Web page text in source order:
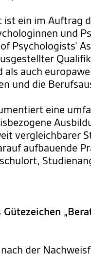
ist ein im Auftrag
und
Psychologists‘
als auch
und die
eine
vergleichbarer
aufbauende
der